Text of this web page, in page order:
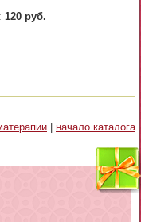
120 руб.
начало каталога